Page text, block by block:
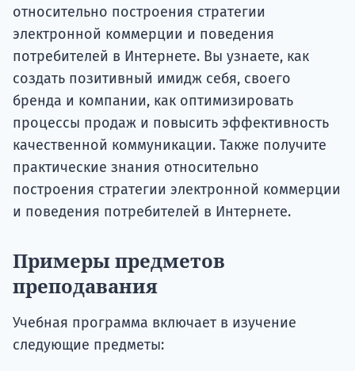
относительно построения стратегии
электронной коммерции и поведения
потребителей в Интернете. Вы узнаете, как
создать позитивный имидж себя, своего
бренда и компании, как оптимизировать
процессы продаж и повысить эффективность
качественной коммуникации. Также получите
практические знания относительно
построения стратегии электронной коммерции
и поведения потребителей в Интернете.
Примеры предметов
преподавания
Учебная программа включает в изучение
следующие предметы: